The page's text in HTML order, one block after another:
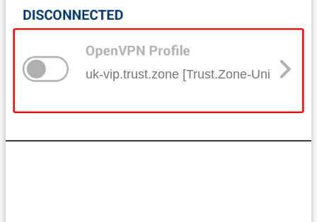
uk-vip.trust.zone [Trust.Zone-United-